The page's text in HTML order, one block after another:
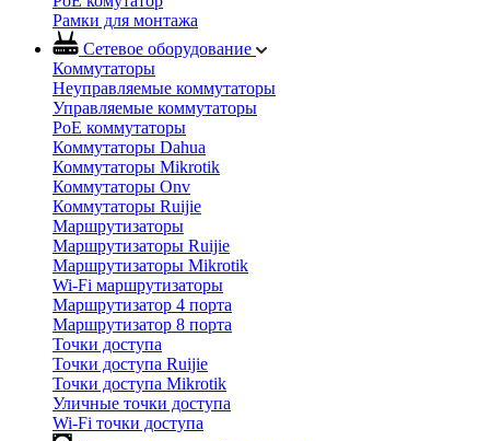
Рамки для монтажа
Сетевое оборудование
Коммутаторы
Неуправляемые коммутаторы
Управляемые коммутаторы
PoE коммутаторы
Коммутаторы Dahua
Коммутаторы Mikrotik
Коммутаторы Onv
Коммутаторы Ruijie
Маршрутизаторы
Маршрутизаторы Ruijie
Маршрутизаторы Mikrotik
Wi-Fi маршрутизаторы
Маршрутизатор 4 порта
Маршрутизатор 8 порта
Точки доступа
Точки доступа Ruijie
Точки доступа Mikrotik
Уличные точки доступа
Wi-Fi точки доступа